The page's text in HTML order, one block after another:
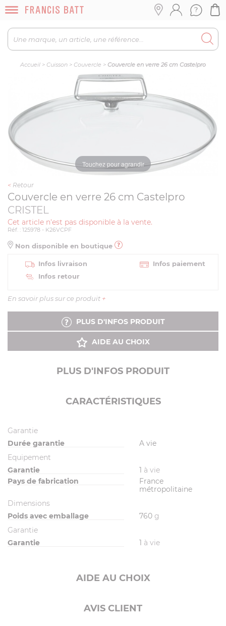
Accueil > Cuisson > Couvercle > Couvercle en verre 26 cm Castelpro
Touchez pour agrandir
< Retour
Couvercle en verre 26 cm Castelpro
CRISTEL
Cet article n'est pas disponible à la vente.
Réf. : 125978 - K26VCPF
Non disponible en boutique
Infos livraison
Infos paiement
Infos retour
En savoir plus sur ce produit +
PLUS D'INFOS PRODUIT
AIDE AU CHOIX
PLUS D'INFOS PRODUIT
CARACTÉRISTIQUES
Garantie
Durée garantie
A vie
Equipement
Garantie
1 à vie
Pays de fabrication
France
métropolitaine
Dimensions
Poids avec emballage
760 g
Garantie
Garantie
1 à vie
AIDE AU CHOIX
AVIS CLIENT